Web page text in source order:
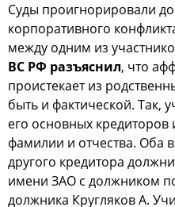
Суды проигнорировали
корпоративного
между одним из
ВС РФ разъяснил, что
проистекает из
быть и фактической. Так,
его основных
фамилии и отчества. Оба
другого кредитора
имени ЗАО с должником
должника Кругляков А.